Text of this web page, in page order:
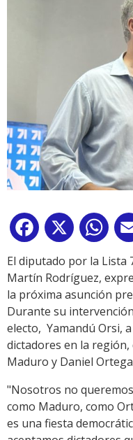
Facebook
X
El diputado por la Lista
Martín Rodríguez,
la próxima asunción
Durante su
electo, Yamandú Orsi,
dictadores en la
Maduro y Daniel
"Nosotros no
como Maduro, como
es una fiesta